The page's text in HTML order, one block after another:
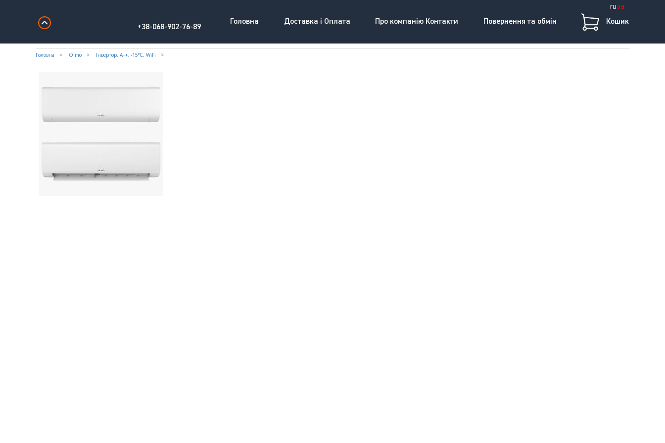
ruua
+38-068-902-76-89
Головна Доставка і Оплата Про компанію Контакти Повернення та обмін Кошик
Головна Olmo Iнвертор, А++, -15°С, WiFi